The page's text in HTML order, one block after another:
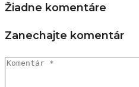
Žiadne komentáre
Zanechajte komentár